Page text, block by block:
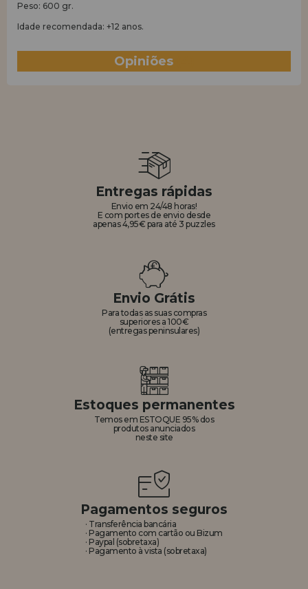
Peso: 600 gr.
Idade recomendada: +12 anos.
Opiniões
Entregas rápidas
Envio em 24/48 horas!
E com portes de envio desde
apenas 4,95€ para até 3 puzzles
Envio Grátis
Para todas as suas compras
superiores a 100€
(entregas peninsulares)
Estoques permanentes
Temos em ESTOQUE 95% dos
produtos anunciados
neste site
Pagamentos seguros
· Transferência bancária
· Pagamento com cartão ou Bizum
· Paypal (sobretaxa)
· Pagamento à vista (sobretaxa)